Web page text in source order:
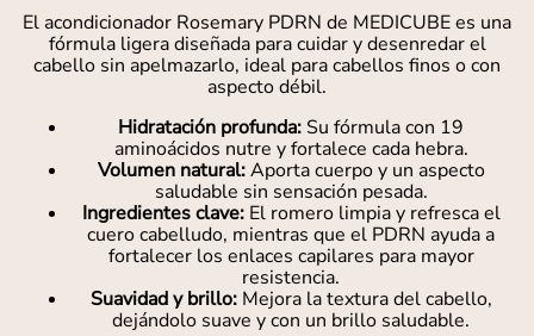
El acondicionador Rosemary PDRN de MEDICUBE es una
fórmula ligera diseñada para cuidar y desenredar el
cabello sin apelmazarlo, ideal para cabellos finos o con
aspecto débil.
Hidratación profunda: Su fórmula con 19
aminoácidos nutre y fortalece cada hebra.
Volumen natural:Aporta cuerpo y un aspecto
saludable sin sensación pesada.
Ingredientes clave:El romero limpia y refresca el
cuero cabelludo, mientras que el PDRN ayuda a
fortalecer los enlaces capilares para mayor
resistencia.
Suavidad y brillo:Mejora la textura del cabello,
dejándolo suave y con un brillo saludable.